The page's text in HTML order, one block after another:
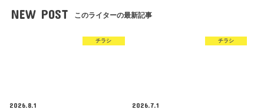
NEW POST このライターの最新記事
チラシ
2026.8.1
チラシ
2026.7.1